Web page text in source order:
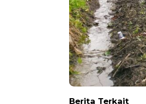
Berita Terkait